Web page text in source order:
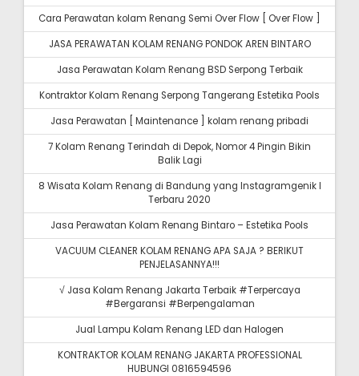
Cara Perawatan kolam Renang Semi Over Flow [ Over Flow ]
JASA PERAWATAN KOLAM RENANG PONDOK AREN BINTARO
Jasa Perawatan Kolam Renang BSD Serpong Terbaik
Kontraktor Kolam Renang Serpong Tangerang Estetika Pools
Jasa Perawatan [ Maintenance ] kolam renang pribadi
7 Kolam Renang Terindah di Depok, Nomor 4 Pingin Bikin
Balik Lagi
8 Wisata Kolam Renang di Bandung yang Instagramgenik I
Terbaru 2020
Jasa Perawatan Kolam Renang Bintaro – Estetika Pools
VACUUM CLEANER KOLAM RENANG APA SAJA ? BERIKUT
PENJELASANNYA!!!
√ Jasa Kolam Renang Jakarta Terbaik #Terpercaya
#Bergaransi #Berpengalaman
Jual Lampu Kolam Renang LED dan Halogen
KONTRAKTOR KOLAM RENANG JAKARTA PROFESSIONAL
HUBUNGI 0816594596